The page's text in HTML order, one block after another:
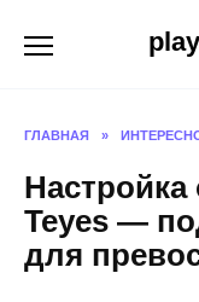
ГЛАВНАЯ »
Настройка
Teyes —
для